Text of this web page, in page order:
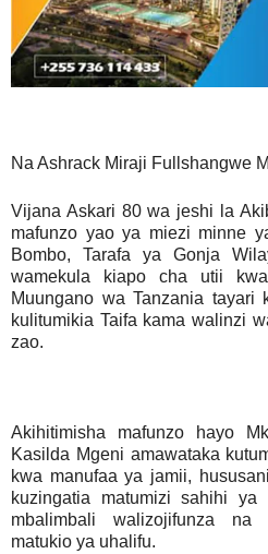
Na Ashrack Miraji Fullshangwe
Vijana Askari 80 wa jeshi la
mafunzo yao ya miezi minne
Bombo, Tarafa ya Gonja
wamekula kiapo cha utii
Muungano wa Tanzania tayari
kulitumikia Taifa kama walinzi
zao.
Akihitimisha mafunzo hayo
Kasilda Mgeni amawataka
kwa manufaa ya jamii,
kuzingatia matumizi sahihi
mbalimbali walizojifunza na
matukio ya uhalifu.